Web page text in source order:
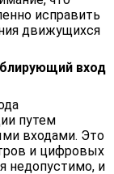
исправить
движущихся
вход
путем
входами. Это
и цифровых
недопустимо, и